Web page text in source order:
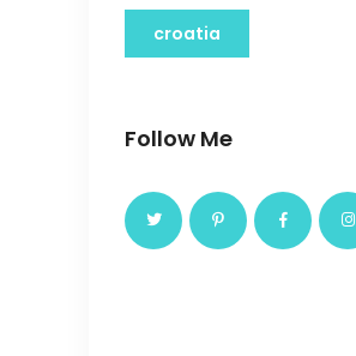
croatia
Follow Me